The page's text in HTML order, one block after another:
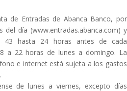
de Entradas de Abanca Banco, por
día (www.entradas.abanca.com) y
hasta 24 horas antes de cada
a 22 horas de lunes a domingo. La
e internet está sujeta a los gastos
de lunes a viernes, excepto días